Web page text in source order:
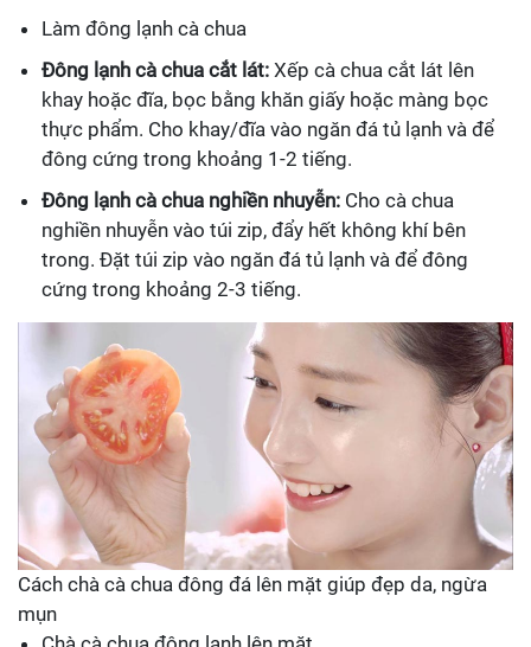
Làm đông lạnh cà chua
Đông lạnh cà chua cắt lát: Xếp cà chua cắt lát lên
khay hoặc đĩa, bọc bằng khăn giấy hoặc màng bọc
thực phẩm. Cho khay/đĩa vào ngăn đá tủ lạnh và để
đông cứng trong khoảng 1-2 tiếng.
Đông lạnh cà chua nghiền nhuyễn: Cho cà chua
nghiền nhuyễn vào túi zip, đẩy hết không khí bên
trong. Đặt túi zip vào ngăn đá tủ lạnh và để đông
cứng trong khoảng 2-3 tiếng.
Cách chà cà chua đông đá lên mặt giúp đẹp da, ngừa
mụn